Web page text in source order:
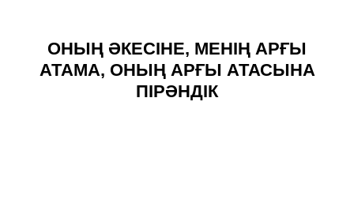
ОНЫҢ ӘКЕСІНЕ, МЕНІҢ АРҒЫ
АТАМА, ОНЫҢ АРҒЫ АТАСЫНА
ПІРӘНДІК